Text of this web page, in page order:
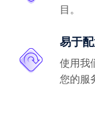
目。
易于
使用我
您的服